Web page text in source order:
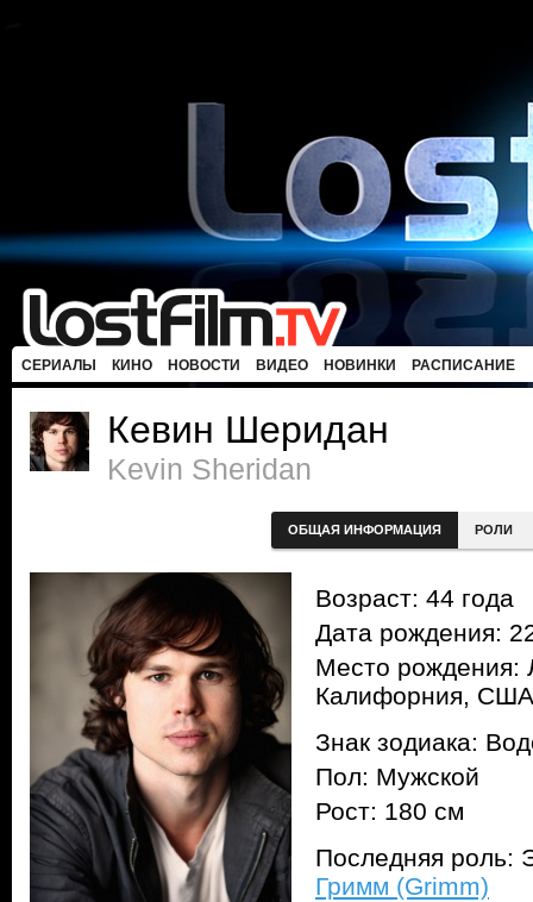
СЕРИАЛЫ КИНО НОВОСТИ ВИДЕО НОВИНКИ РАСПИСАНИЕ
Кевин Шеридан
Kevin Sheridan
ОБЩАЯ ИНФОРМАЦИЯ РОЛИ
Возраст: 44 года
Дата рождения:
Место рождения:
Калифорния, США
Знак зодиака:
Пол: Мужской
Рост: 180 см
Последняя роль:
Гримм (Grimm)